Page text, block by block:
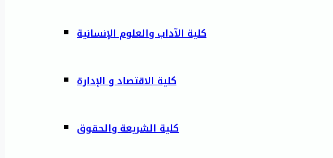
كلية الآداب والعلوم الإنسانية
كلية الاقتصاد و الإدارة
كلية الشريعة والحقوق